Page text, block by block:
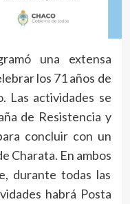
una extensa
los 71 años de
Las actividades se
de Resistencia y
concluir con un
Charata. En ambos
durante todas las
habrá Posta